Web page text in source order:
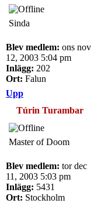
Sinda
Blev medlem: ons nov
12, 2003 5:04 pm
Inlägg: 202
Ort: Falun
Upp
Túrin Turambar
Master of Doom
Blev medlem: tor dec
11, 2003 5:03 pm
Inlägg: 5431
Ort: Stockholm